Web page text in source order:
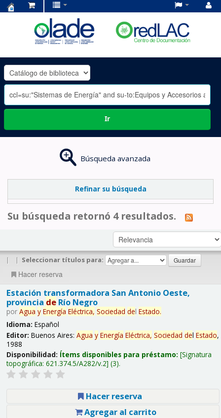
OLADE
-
Ir
Búsqueda avanzada
Refinar su búsqueda
Su búsqueda retornó 4 resultados.
| | Seleccionar títulos para:
Hacer reserva
Estación transformadora San Antonio Oeste,
provincia deRío Negro
por Agua y Energía Eléctrica, Sociedad del Estado.
Idioma: Español
Editor: Buenos Aires: Agua y Energía Eléctrica, Sociedad del Estado,
1988
Disponibilidad: Ítems disponibles para préstamo: Signatura
topográfica: 621.374.5/A282/v.2 (3).
Hacer reserva
Agregar al carrito